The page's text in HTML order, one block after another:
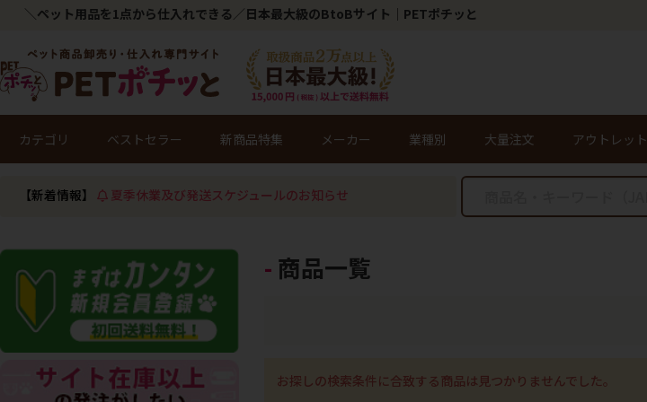
＼ペット用品を1点から仕入れできる／日本最大級のBtoBサイト｜PETポチッと
カテゴリ ベストセラー 新商品特集 メーカー 業種別 大量注文 アウトレット
【新着情報】 夏季休業及び発送スケジュールのお知らせ
商品一覧
お探しの検索条件に合致する商品は見つかりませんでした。